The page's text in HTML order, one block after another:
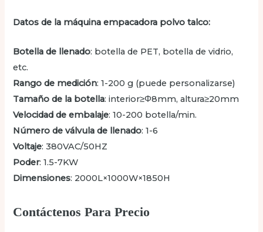
Datos de la máquina empacadora polvo talco:
Botella de llenado: botella de PET, botella de vidrio,
etc.
Rango de medición: 1-200 g (puede personalizarse)
Tamaño de la botella: interior≥Φ8mm, altura≥20mm
Velocidad de embalaje: 10-200 botella/min.
Número de válvula de llenado: 1-6
Voltaje: 380VAC/50HZ
Poder: 1.5-7KW
Dimensiones: 2000L×1000W×1850H
Contáctenos Para Precio